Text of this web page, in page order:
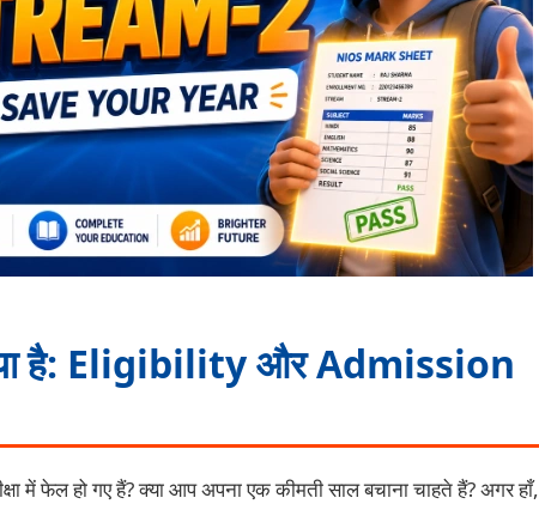
है: Eligibility और Admission
में फेल हो गए हैं? क्या आप अपना एक कीमती साल बचाना चाहते हैं? अगर हाँ,